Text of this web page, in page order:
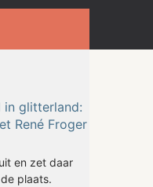
in glitterland:
René Froger
en zet daar
plaats.